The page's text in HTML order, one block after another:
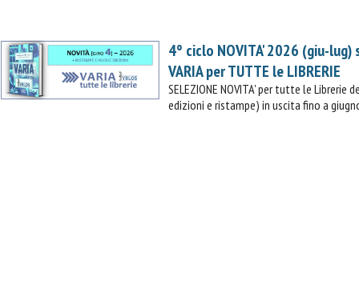
4° ciclo NOVITA' 2026 (giu-lug)
VARIA per TUTTE le LIBRERIE
SELEZIONE NOVITA' per tutte le Librerie
edizioni e ristampe) in uscita fino a